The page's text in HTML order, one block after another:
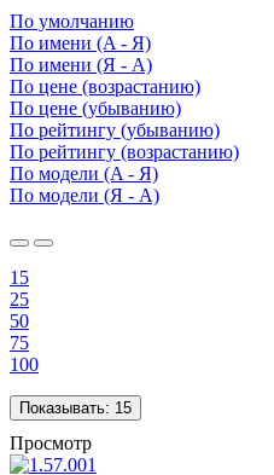
По умолчанию
По имени (A - Я)
По имени (Я - A)
По цене (возрастанию)
По цене (убыванию)
По рейтингу (убыванию)
По рейтингу (возрастанию)
По модели (A - Я)
По модели (Я - A)
15
25
50
75
100
Показывать: 15
Просмотр